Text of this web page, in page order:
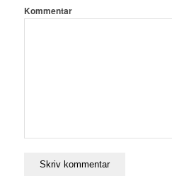
Kommentar